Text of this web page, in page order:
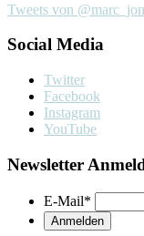
Tweets von
Social Media
Twitter
Facebook
Instagram
YouTube
Newsletter
E-Mail*